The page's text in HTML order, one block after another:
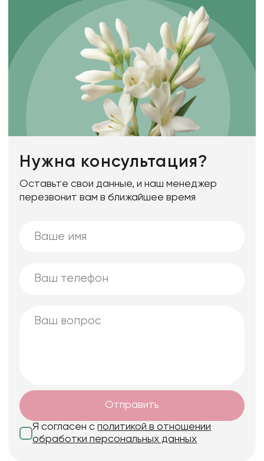
Нужна консультация?
Оставьте свои данные, и наш менеджер
перезвонит вам в ближайшее время
Отправить
Я согласен сполитикой в отношении
обработки персональных данных